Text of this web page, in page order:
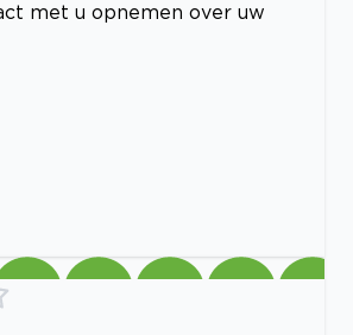
met u opnemen over uw